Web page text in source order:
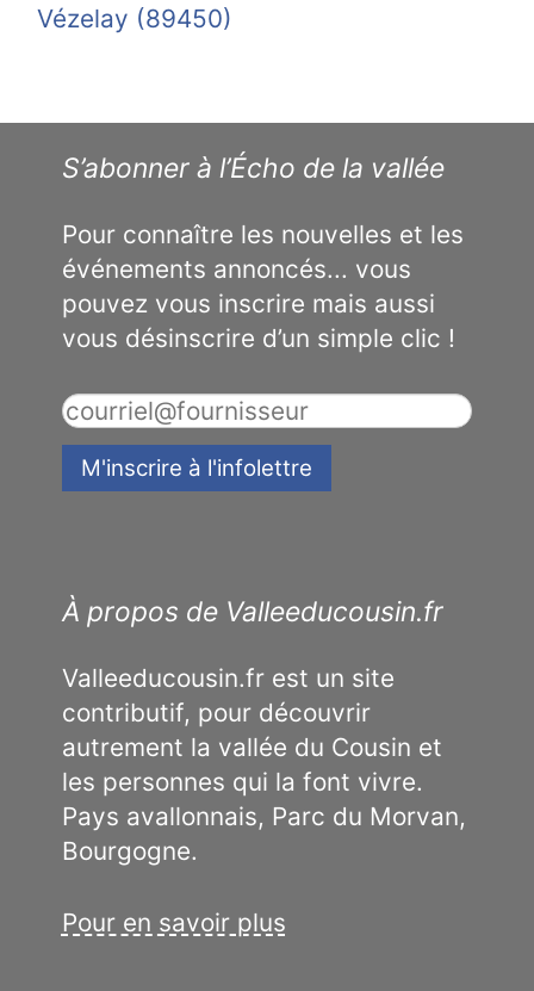
Vézelay (89450)
S’abonner à l’Écho de la vallée
Pour connaître les nouvelles et les
événements annoncés... vous
pouvez vous inscrire mais aussi
vous désinscrire d’un simple clic !
À propos de Valleeducousin.fr
Valleeducousin.fr est un site
contributif, pour découvrir
autrement la vallée du Cousin et
les personnes qui la font vivre.
Pays avallonnais, Parc du Morvan,
Bourgogne.
Pour en savoir plus